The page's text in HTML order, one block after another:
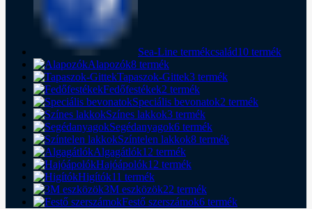
Sea-Line termékcsalád10 termék
Alapozók8 termék
Tapaszok-Gittek3 termék
Fedőfestékek2 termék
Speciális bevonatok2 termék
Színes lakkok3 termék
Segédanyagok6 termék
Színtelen lakkok8 termék
Algagátlók12 termék
Hajóápolók12 termék
Higítók11 termék
3M eszközök22 termék
Festő szerszámok6 termék